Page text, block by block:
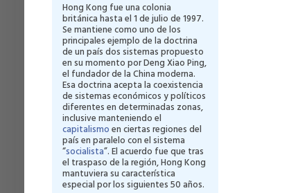
Hong Kong fue una colonia
británica hasta el 1 de julio de 1997.
Se mantiene como uno de los
principales ejemplo de la doctrina
de un país dos sistemas propuesto
en su momento por Deng Xiao Ping,
el fundador de la China moderna.
Esa doctrina acepta la coexistencia
de sistemas económicos y políticos
diferentes en determinadas zonas,
inclusive manteniendo el
capitalismoen ciertas regiones del
país en paralelo con el sistema
“socialista”. El acuerdo fue que tras
el traspaso de la región, Hong Kong
mantuviera su característica
especial por los siguientes 50 años.